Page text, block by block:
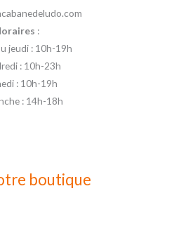
:
jeudi : 10h-19h
: 10h-23h
: 10h-19h
: 14h-18h
boutique